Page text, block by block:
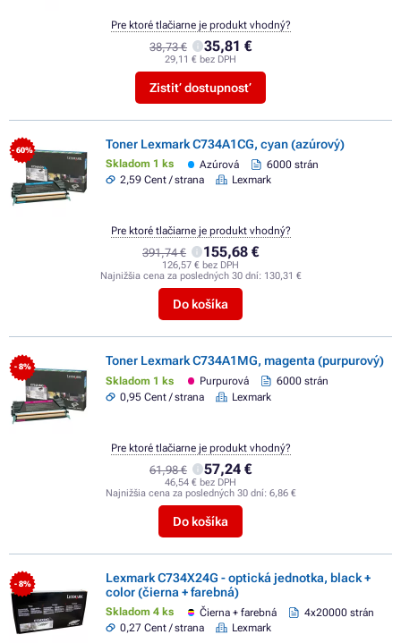
38,73 € 35,81 €
29,11 € bez DPH
Zistiť dostupnosť
Pre ktoré tlačiarne je produkt vhodný?
- 60% Toner Lexmark C734A1CG, cyan (azúrový)
Skladom 1 ks Azúrová
6000 strán
2,59 Cent / strana
Lexmark
391,74 € 155,68 €
126,57 € bez DPH
Najnižšia cena za posledných 30 dní: 130,31 €
Do košíka
Pre ktoré tlačiarne je produkt vhodný?
- 8% Toner Lexmark C734A1MG, magenta (purpurový)
Skladom 1 ks Purpurová
6000 strán
0,95 Cent / strana
Lexmark
61,98 € 57,24 €
46,54 € bez DPH
Najnižšia cena za posledných 30 dní: 6,86 €
Do košíka
Pre ktoré tlačiarne je produkt vhodný?
- 8%
Lexmark C734X24G - optická jednotka, black +
color (čierna + farebná)
Skladom 4 ks Čierna + farebná
4x20000 strán
0,27 Cent / strana
Lexmark